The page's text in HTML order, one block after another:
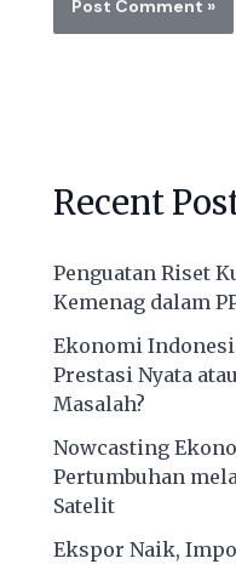
Recent
Penguatan Riset
Kemenag dalam
Ekonomi
Prestasi Nyata
Masalah?
Nowcasting
Pertumbuhan
Satelit
Ekspor Naik,